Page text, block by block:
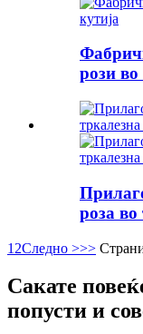
рози во
роза во
1 2Следно >>>
Сакате
попусти и